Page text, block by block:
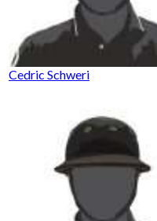
Cedric Schweri